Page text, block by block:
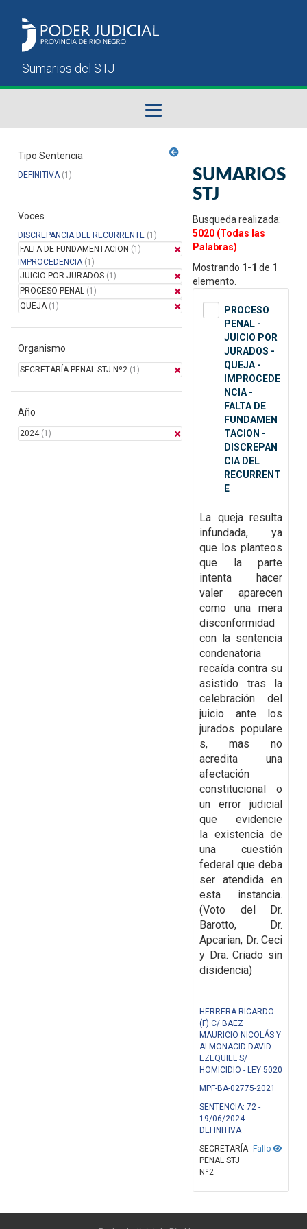
Sumarios del STJ
Manual del Usuario
Tipo Sentencia
DEFINITIVA(1)
Voces
DISCREPANCIA DEL RECURRENTE (1)
FALTA DE FUNDAMENTACION (1)
IMPROCEDENCIA(1)
JUICIO POR JURADOS (1)
PROCESO PENAL (1)
QUEJA(1)
Organismo
SECRETARÍA PENAL STJ Nº2 (1)
Año
2024(1)
SUMARIOS
STJ
Busqueda realizada:
5020 (Todas las
Palabras)
Mostrando 1-1 de 1
elemento.
PROCESO
PENAL -
JUICIO POR
JURADOS -
QUEJA -
IMPROCEDE
NCIA -
FALTA DE
FUNDAMEN
TACION -
DISCREPAN
CIA DEL
RECURRENT
E
La queja resulta
infundada, ya
que los planteos
que la parte
intenta hacer
valer aparecen
como una mera
disconformidad
con la sentencia
condenatoria
recaída contra su
asistido tras la
celebración del
juicio ante los
jurados populare
s, mas no
acredita una
afectación
constitucional o
un error judicial
que evidencie
la existencia de
una cuestión
federal que deba
ser atendida en
esta instancia.
(Voto del Dr.
Barotto, Dr.
Apcarian, Dr. Ceci
y Dra. Criado sin
disidencia)
HERRERA RICARDO
(F) C/ BAEZ
MAURICIO NICOLÁS Y
ALMONACID DAVID
EZEQUIEL S/
HOMICIDIO - LEY 5020
MPF-BA-02775-2021
SENTENCIA: 72 -
19/06/2024 -
DEFINITIVA
Fallo
SECRETARÍA
PENAL STJ
Nº2